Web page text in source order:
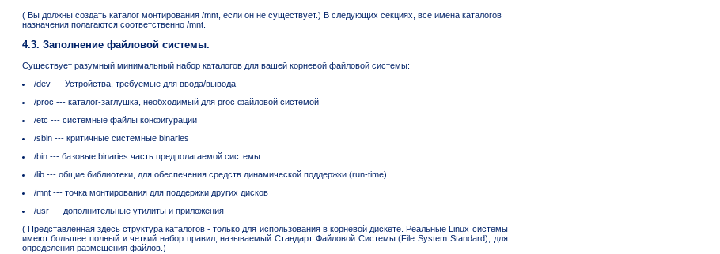
( Вы должны создать каталог монтирования /mnt, если он не существует.) В следующих секциях, все имена каталогов
назначения полагаются соответственно /mnt.
4.3. Заполнение файловой системы.
Существует разумный минимальный набор каталогов для вашей корневой файловой системы:
/dev --- Устройства, требуемые для ввода/вывода
/proc --- каталог-заглушка, необходимый для proc файловой системой
/etc --- системные файлы конфигурации
/sbin --- критичные системные binaries
/bin --- базовые binaries часть предполагаемой системы
/lib --- общие библиотеки, для обеспечения средств динамической поддержки (run-time)
/mnt --- точка монтирования для поддержки других дисков
/usr --- дополнительные утилиты и приложения
( Представленная здесь структура каталогов - только для использования в корневой дискете. Реальные Linux системы
имеют большее полный и четкий набор правил, называемый Стандарт Файловой Системы (File System Standard), для
определения размещения файлов.)